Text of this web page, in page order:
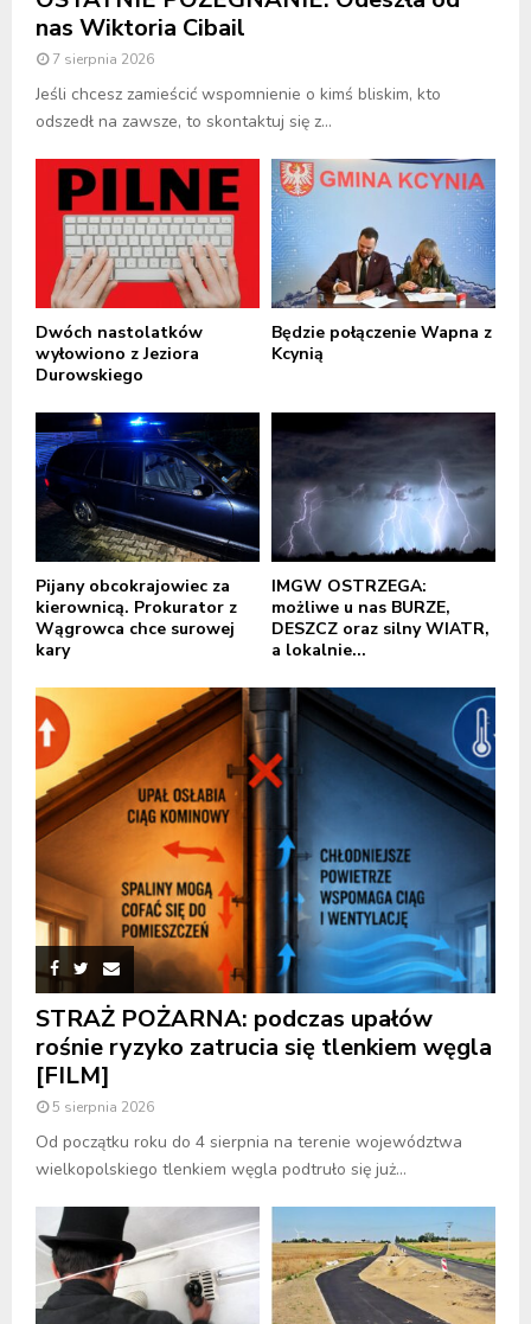
nas Wiktoria Cibail
7 sierpnia 2026
Jeśli chcesz zamieścić wspomnienie o kimś bliskim, kto
odszedł na zawsze, to skontaktuj się z...
Dwóch nastolatków
wyłowiono z Jeziora
Durowskiego
Będzie połączenie Wapna z
Kcynią
Pijany obcokrajowiec za
kierownicą. Prokurator z
Wągrowca chce surowej
kary
IMGW OSTRZEGA:
możliwe u nas BURZE,
DESZCZ oraz silny WIATR,
a lokalnie...
STRAŻ POŻARNA: podczas upałów
rośnie ryzyko zatrucia się tlenkiem węgla
[FILM]
5 sierpnia 2026
Od początku roku do 4 sierpnia na terenie województwa
wielkopolskiego tlenkiem węgla podtruło się już...